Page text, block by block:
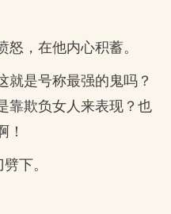
，在他内心积蓄。
就是号称最强的鬼吗？
靠欺负女人来表现？也
下。